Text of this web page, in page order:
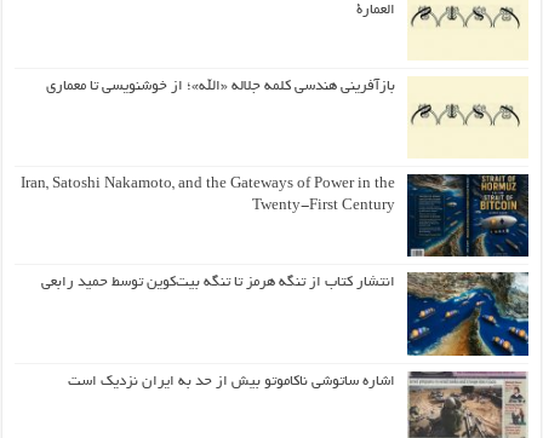
العمارة
بازآفرینی هندسی کلمه جلاله «الله»؛ از خوشنویسی تا معماری
Iran, Satoshi Nakamoto, and the Gateways of Power in the
Twenty-First Century
انتشار کتاب از تنگه هرمز تا تنگه بیت‌کوین توسط حمید رابعی
اشاره ساتوشی ناکاموتو بیش از حد به ایران نزدیک است